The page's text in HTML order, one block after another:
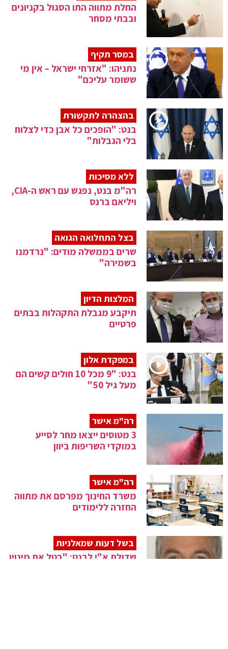
החלת מתווה התו הסגול בקניונים
ובבתי מסחר
במסר תקיף
נתניהו: "אזרחי ישראל – אין מי
ששומר עליכם"
בהצהרה לתקשורת
בנט: "‏הופכים כל אבן כדי לצלוח
בלי הגבלות"
ללא מסיכות
רה"מ בנט, נפגש עם ראש ה-CIA,
ויליאם ברנס
בצל התחלואה הגואה
שרים בממשלה מודים: "נרדמנו
בשמירה"
המלצות הדיון
תיקבע מגבלת התקהלות בבתים
פרטיים
במפקדת אלון
בנט: "9 מכל 10 חולים קשים הם
מעל גיל 50"
רה"מ אישר
3 מטוסים ייצאו מחר לסייע
במוקדי השריפות ביוון
רה"מ אישר
משרד החינוך מפרסם את מתווה
החזרה ללימודים
בשל דעות שמאלניות
שדולת א"י לבנט: "בטל את מינויו